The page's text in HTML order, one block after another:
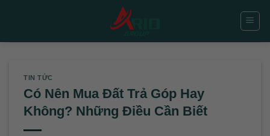
TIN TỨC
Có Nên Mua Đất Trả Góp Hay
Không? Những Điều Cần Biết